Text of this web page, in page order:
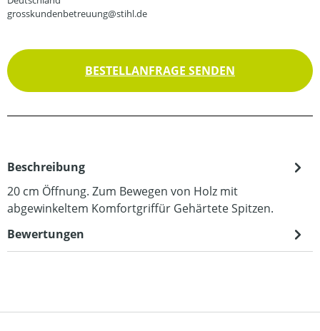
grosskundenbetreuung@stihl.de
BESTELLANFRAGE SENDEN
Beschreibung
20 cm Öffnung. Zum Bewegen von Holz mit
abgewinkeltem Komfortgriffür Gehärtete Spitzen.
Bewertungen